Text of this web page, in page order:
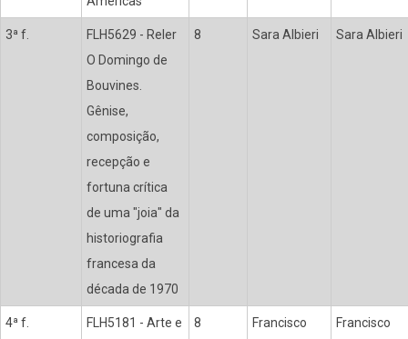
3ª f.
FLH5629 - Reler
O Domingo de
Bouvines.
Gênise,
composição,
recepção e
fortuna crítica
de uma "joia" da
historiografia
francesa da
década de 1970
8 Sara Albieri Sara Albieri
4ª f.
FLH5181 - Arte e
8
Francisco
Francisco